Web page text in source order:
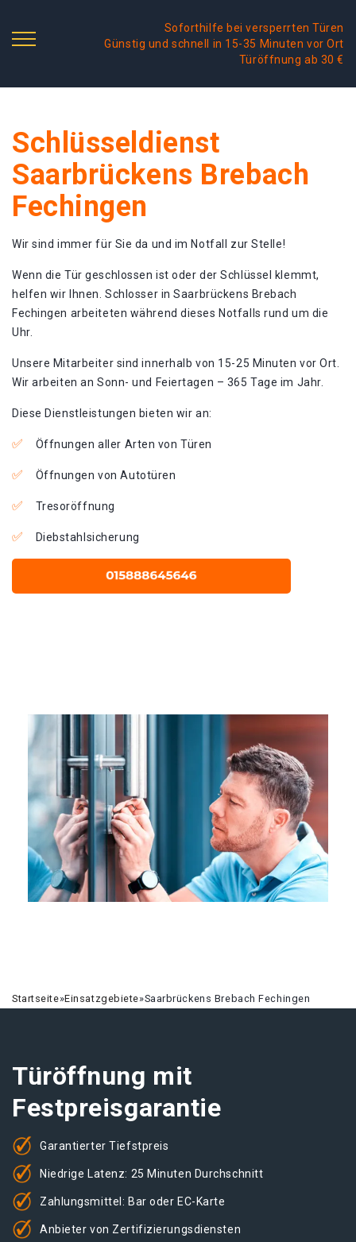
Soforthilfe bei versperrten Türen
Günstig und schnell in 15-35 Minuten vor Ort
Türöffnung ab 30 €
Schlüsseldienst
Saarbrückens Brebach
Fechingen
Wir sind immer für Sie da und im Notfall zur Stelle!
Wenn die Tür geschlossen ist oder der Schlüssel klemmt,
helfen wir Ihnen. Schlosser in Saarbrückens Brebach
Fechingen arbeiteten während dieses Notfalls rund um die
Uhr.
Unsere Mitarbeiter sind innerhalb von 15-25 Minuten vor Ort.
Wir arbeiten an Sonn- und Feiertagen – 365 Tage im Jahr.
Diese Dienstleistungen bieten wir an:
Öffnungen aller Arten von Türen
Öffnungen von Autotüren
Tresoröffnung
Diebstahlsicherung
Startseite»Einsatzgebiete»Saarbrückens Brebach Fechingen
Türöffnung mit
Festpreisgarantie
Garantierter Tiefstpreis
Niedrige Latenz: 25 Minuten Durchschnitt
Zahlungsmittel: Bar oder EC-Karte
Anbieter von Zertifizierungsdiensten